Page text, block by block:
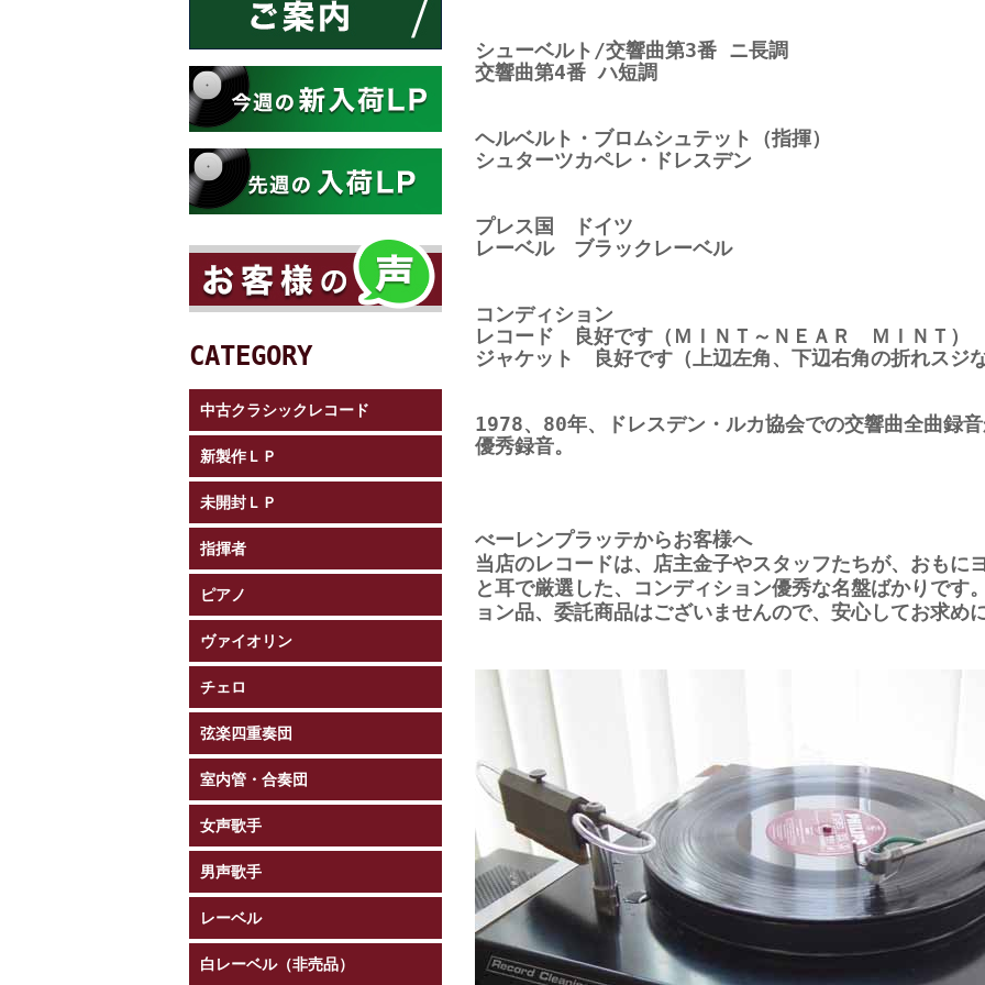
シューベルト/交響曲第3番 ニ長調
交響曲第4番 ハ短調
ヘルベルト・ブロムシュテット（指揮）
シュターツカペレ・ドレスデン
プレス国 ドイツ
レーベル ブラックレーベル
コンディション
レコード 良好です（ＭＩＮＴ～ＮＥＡＲ ＭＩＮＴ）
ジャケット 良好です（上辺左角、下辺右角の折れスジ
1978、80年、ドレスデン・ルカ協会での交響曲全曲録
優秀録音。
べーレンプラッテからお客様へ
当店のレコードは、店主金子やスタッフたちが、おもに
と耳で厳選した、コンディション優秀な名盤ばかりです
ョン品、委託商品はございませんので、安心してお求め
CATEGORY
中古クラシックレコード
新製作ＬＰ
未開封ＬＰ
指揮者
ピアノ
ヴァイオリン
チェロ
弦楽四重奏団
室内管・合奏団
女声歌手
男声歌手
レーベル
白レーベル（非売品）